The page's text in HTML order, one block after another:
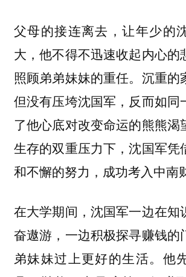
父母的接连离去，让年少的
大，他不得不迅速收起内心的
照顾弟弟妹妹的重任。沉重的
但没有压垮沈国军，反而如同
了他心底对改变命运的熊熊渴
生存的双重压力下，沈国军凭
和不懈的努力，成功考入中南
在大学期间，沈国军一边在知
奋遨游，一边积极探寻赚钱的
弟妹妹过上更好的生活。他